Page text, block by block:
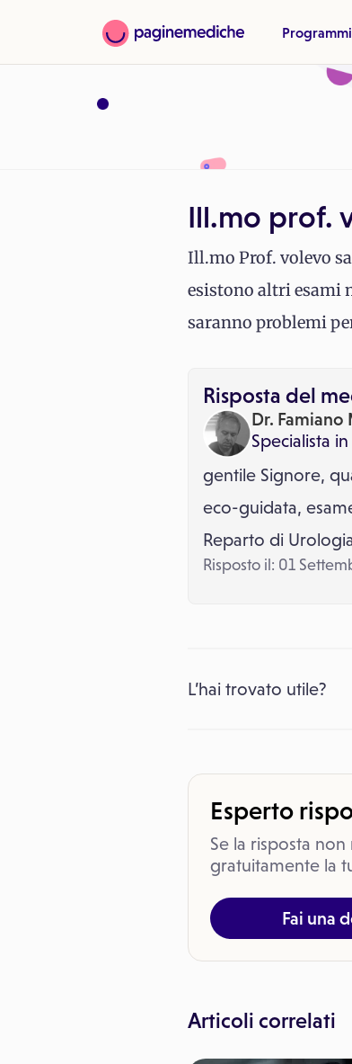
Programmi
Ill.mo prof.
Ill.mo Prof. volevo
esistono altri esami
saranno problemi
Risposta del
Dr. Famiano
Specialista in
gentile Signore,
eco-guidata,
Reparto di
Risposto il: 01
L’hai trovato utile?
Esperto
Se la risposta
gratuitamente la
Fai una
Articoli correlati